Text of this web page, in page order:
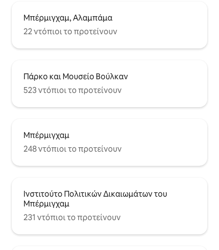
Μπέρμιγχαμ, Αλαμπάμα
22 ντόπιοι το προτείνουν
Πάρκο και Μουσείο Βούλκαν
523 ντόπιοι το προτείνουν
Μπέρμιγχαμ
248 ντόπιοι το προτείνουν
Ινστιτούτο Πολιτικών Δικαιωμάτων του
Μπέρμιγχαμ
231 ντόπιοι το προτείνουν